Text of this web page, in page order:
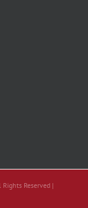
Reserved |